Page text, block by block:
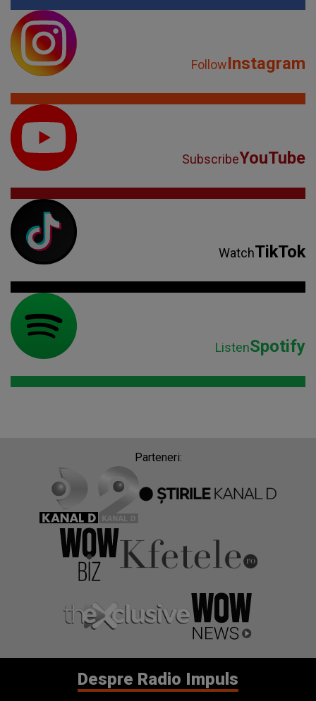
FollowInstagram
SubscribeYouTube
WatchTikTok
ListenSpotify
Parteneri:
Despre Radio Impuls